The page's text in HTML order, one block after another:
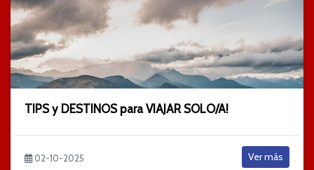
TIPS y DESTINOS para VIAJAR SOLO/A!
02-10-2025 Ver más